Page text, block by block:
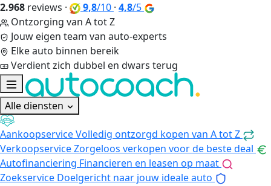
2.968 reviews · 9,8/10 · 4,8/5
Ontzorging van A tot Z
Jouw eigen team van auto-experts
Elke auto binnen bereik
Verdient zich dubbel en dwars terug
Alle diensten
AankoopserviceVolledig ontzorgd kopen van A tot Z
VerkoopserviceZorgeloos verkopen voor de beste deal
Autofinanciering Financieren en leasen op maat
Zoekservice Doelgericht naar jouw ideale auto